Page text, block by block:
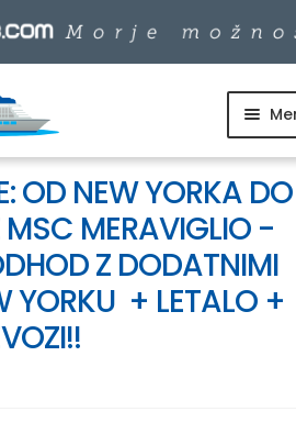
SKUPINSKI ODHODI
DNEVNI IZLETI
DESTINACIJE
OD NEW YORKA DO
MERAVIGLIO -
Z DODATNIMI
YORKU + LETALO +